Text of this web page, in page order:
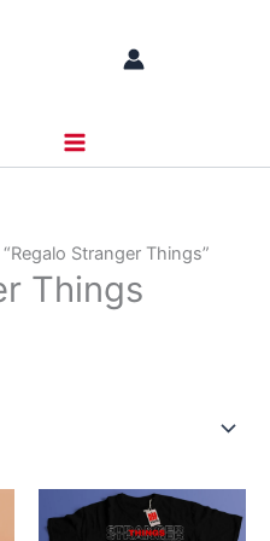
Stranger Things”
Things
Rango
Este
producto